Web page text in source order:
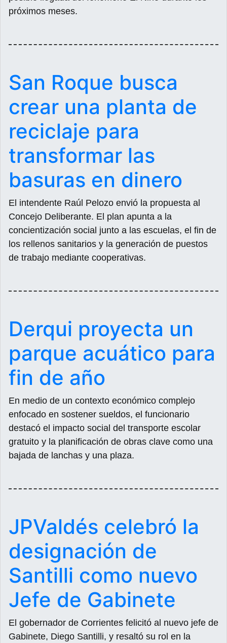
próximos meses.
San Roque busca
crear una planta de
reciclaje para
transformar las
basuras en dinero
El intendente Raúl Pelozo envió la propuesta al
Concejo Deliberante. El plan apunta a la
concientización social junto a las escuelas, el fin de
los rellenos sanitarios y la generación de puestos
de trabajo mediante cooperativas.
Derqui proyecta un
parque acuático para
fin de año
En medio de un contexto económico complejo
enfocado en sostener sueldos, el funcionario
destacó el impacto social del transporte escolar
gratuito y la planificación de obras clave como una
bajada de lanchas y una plaza.
JPValdés celebró la
designación de
Santilli como nuevo
Jefe de Gabinete
El gobernador de Corrientes felicitó al nuevo jefe de
Gabinete, Diego Santilli, y resaltó su rol en la